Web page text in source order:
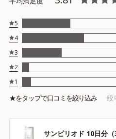
5
4
3
2
1
★をタップで口コミを絞り込み 絞
サンピリオド 10日分